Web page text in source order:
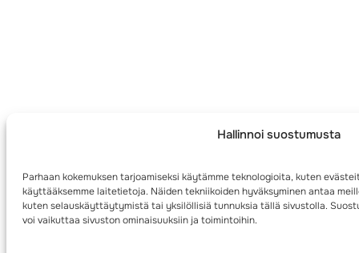
Hallinnoi suostumusta
Parhaan kokemuksen tarjoamiseksi käytämme teknologioita, kuten
käyttääksemme laitetietoja. Näiden tekniikoiden hyväksyminen antaa
kuten selauskäyttäytymistä tai yksilöllisiä tunnuksia tällä sivustolla.
voi vaikuttaa sivuston ominaisuuksiin ja toimintoihin.